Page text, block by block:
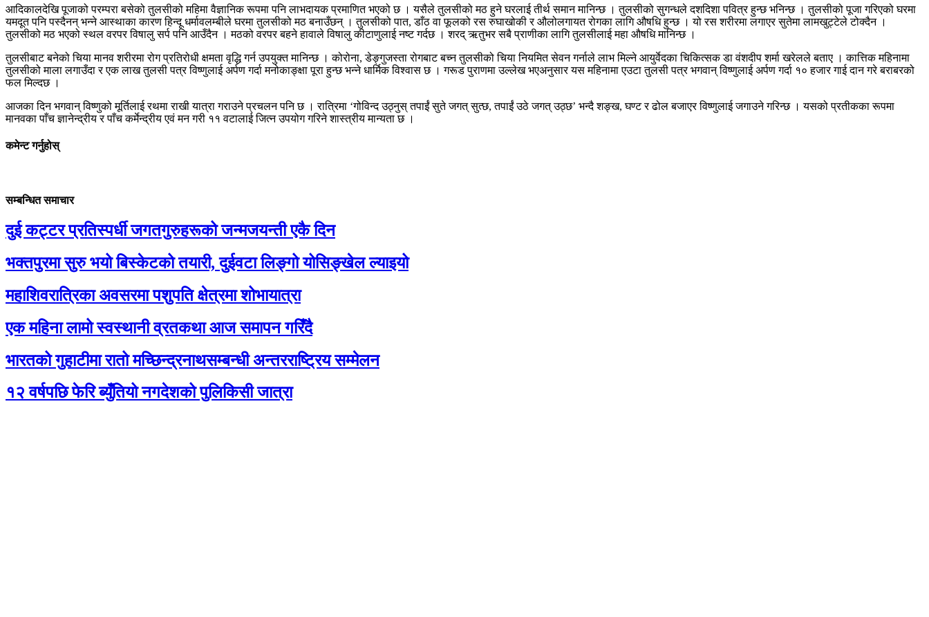
आदिकालदेखि पूजाको परम्परा बसेको तुलसीको महिमा वैज्ञानिक रूपमा पनि लाभदायक प्रमाणित भएको छ । यसैले तुलसीको मठ हुने घरलाई तीर्थ समान मानिन्छ । तुलसीको सुगन्धले दशदिशा पवित्र हुन्छ भनिन्छ । तुलसीको पूजा गरिएको घरमा
यमदूत पनि पस्दैनन् भन्ने आस्थाका कारण हिन्दू धर्मावलम्बीले घरमा तुलसीको मठ बनाउँछन् । तुलसीको पात, डाँठ वा फूलको रस रुघाखोकी र औलोलगायत रोगका लागि औषधि हुन्छ । यो रस शरीरमा लगाएर सुतेमा लामखुट्टेले टोक्दैन ।
तुलसीको मठ भएको स्थल वरपर विषालु सर्प पनि आउँदैन । मठको वरपर बहने हावाले विषालु कीटाणुलाई नष्ट गर्दछ । शरद् ऋतुभर सबै प्राणीका लागि तुलसीलाई महा औषधि मानिन्छ ।
तुलसीबाट बनेको चिया मानव शरीरमा रोग प्रतिरोधी क्षमता वृद्धि गर्न उपयुक्त मानिन्छ । कोरोना, डेङ्गुजस्ता रोगबाट बच्न तुलसीको चिया नियमित सेवन गर्नाले लाभ मिल्ने आयुर्वेदका चिकित्सक डा वंशदीप शर्मा खरेलले बताए । कात्तिक महिनामा
तुलसीको माला लगाउँदा र एक लाख तुलसी पत्र विष्णुलाई अर्पण गर्दा मनोकाङ्क्षा पूरा हुन्छ भन्ने धार्मिक विश्वास छ । गरूड पुराणमा उल्लेख भएअनुसार यस महिनामा एउटा तुलसी पत्र भगवान् विष्णुलाई अर्पण गर्दा १० हजार गाई दान गरे बराबरको
फल मिल्दछ ।
आजका दिन भगवान् विष्णुको मूर्तिलाई रथमा राखी यात्रा गराउने प्रचलन पनि छ । रात्रिमा ‘गोविन्द उठ्नुस् तपाईं सुते जगत् सुत्छ, तपाईं उठे जगत् उठ्छ’ भन्दै शङ्ख, घण्ट र ढोल बजाएर विष्णुलाई जगाउने गरिन्छ । यसको प्रतीकका रूपमा
मानवका पाँच ज्ञानेन्द्रीय र पाँच कर्मेन्द्रीय एवं मन गरी ११ वटालाई जित्न उपयोग गरिने शास्त्रीय मान्यता छ ।
कमेन्ट गर्नुहोस्
सम्बन्धित समाचार
दुई कट्टर प्रतिस्पर्धी जगतगुरुहरूको जन्मजयन्ती एकै दिन
भक्तपुरमा सुरु भयो बिस्केटको तयारी, दुईवटा लिङ्गो योसिङ्खेल ल्याइयो
महाशिवरात्रिका अवसरमा पशुपति क्षेत्रमा शोभायात्रा
एक महिना लामो स्वस्थानी व्रतकथा आज समापन गरिँदै
भारतको गुहाटीमा रातो मच्छिन्द्रनाथसम्बन्धी अन्तरराष्ट्रिय सम्मेलन
१२ वर्षपछि फेरि ब्युँतियो नगदेशको पुलिकिसी जात्रा